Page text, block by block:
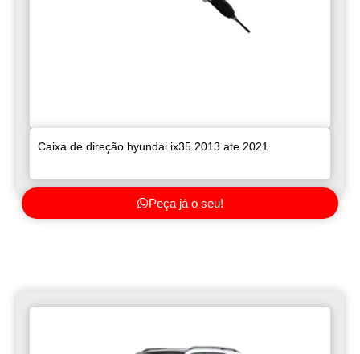
Caixa de direção hyundai ix35 2013 ate 2021
Peça já o seu!